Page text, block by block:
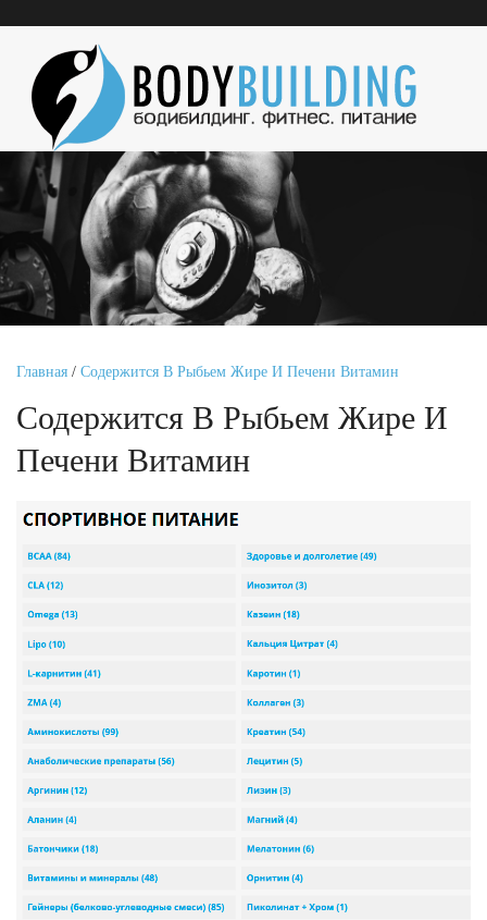
Главная / Содержится В Рыбьем Жире И Печени Витамин
Содержится В Рыбьем Жире И
Печени Витамин